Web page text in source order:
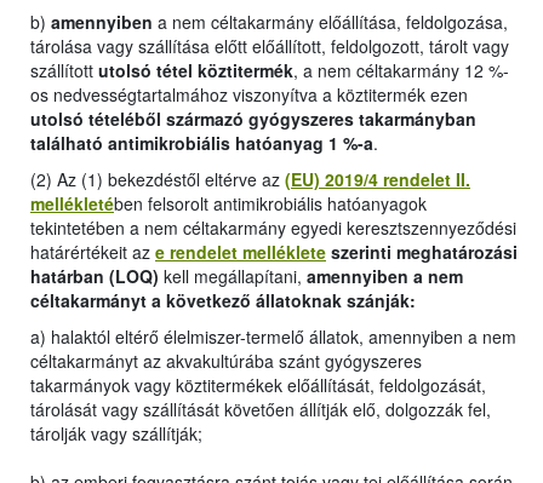
b) amennyiben a nem céltakarmány előállítása, feldolgozása,
tárolása vagy szállítása előtt előállított, feldolgozott, tárolt vagy
szállított utolsó tétel köztitermék, a nem céltakarmány 12 %-
os nedvességtartalmához viszonyítva a köztitermék ezen
utolsó tételéből származó gyógyszeres takarmányban
található antimikrobiális hatóanyag 1 %-a.
(2) Az (1) bekezdéstől eltérve az (EU) 2019/4 rendelet II.
mellékletében felsorolt antimikrobiális hatóanyagok
tekintetében a nem céltakarmány egyedi keresztszennyeződési
határértékeit az e rendelet melléklete szerinti meghatározási
határban (LOQ) kell megállapítani, amennyiben a nem
céltakarmányt a következő állatoknak szánják:
a) halaktól eltérő élelmiszer-termelő állatok, amennyiben a nem
céltakarmányt az akvakultúrába szánt gyógyszeres
takarmányok vagy köztitermékek előállítását, feldolgozását,
tárolását vagy szállítását követően állítják elő, dolgozzák fel,
tárolják vagy szállítják;